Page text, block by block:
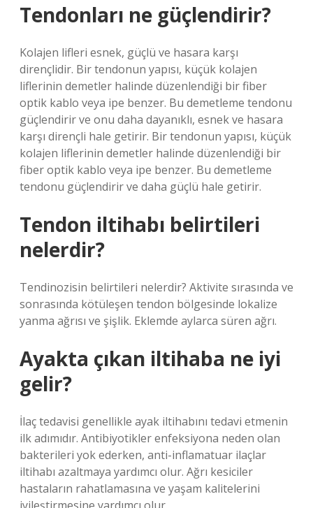
Tendonları ne güçlendirir?
Kolajen lifleri esnek, güçlü ve hasara karşı
dirençlidir. Bir tendonun yapısı, küçük kolajen
liflerinin demetler halinde düzenlendiği bir fiber
optik kablo veya ipe benzer. Bu demetleme tendonu
güçlendirir ve onu daha dayanıklı, esnek ve hasara
karşı dirençli hale getirir. Bir tendonun yapısı, küçük
kolajen liflerinin demetler halinde düzenlendiği bir
fiber optik kablo veya ipe benzer. Bu demetleme
tendonu güçlendirir ve daha güçlü hale getirir.
Tendon iltihabı belirtileri
nelerdir?
Tendinozisin belirtileri nelerdir? Aktivite sırasında ve
sonrasında kötüleşen tendon bölgesinde lokalize
yanma ağrısı ve şişlik. Eklemde aylarca süren ağrı.
Ayakta çıkan iltihaba ne iyi
gelir?
İlaç tedavisi genellikle ayak iltihabını tedavi etmenin
ilk adımıdır. Antibiyotikler enfeksiyona neden olan
bakterileri yok ederken, anti-inflamatuar ilaçlar
iltihabı azaltmaya yardımcı olur. Ağrı kesiciler
hastaların rahatlamasına ve yaşam kalitelerini